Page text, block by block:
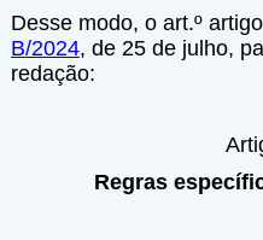
Desse modo, o art.º
B/2024, de 25 de julho,
redação:
Regras